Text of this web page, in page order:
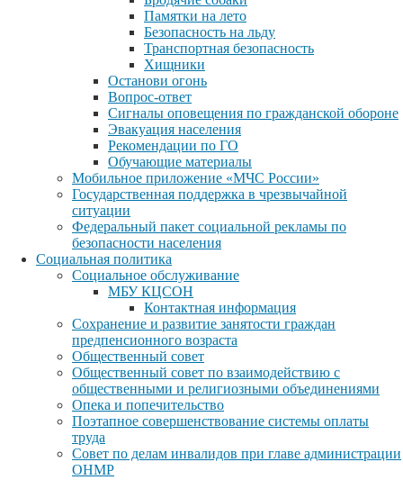
Памятки на лето
Безопасность на льду
Транспортная безопасность
Хищники
Останови огонь
Вопрос-ответ
Сигналы оповещения по гражданской обороне
Эвакуация населения
Рекомендации по ГО
Обучающие материалы
Мобильное приложение «МЧС России»
Государственная поддержка в чрезвычайной
ситуации
Федеральный пакет социальной рекламы по
безопасности населения
Социальная политика
Социальное обслуживание
МБУ КЦСОН
Контактная информация
Сохранение и развитие занятости граждан
предпенсионного возраста
Общественный совет
Общественный совет по взаимодействию с
общественными и религиозными объединениями
Опека и попечительство
Поэтапное совершенствование системы оплаты
труда
Совет по делам инвалидов при главе администрации
ОНМР